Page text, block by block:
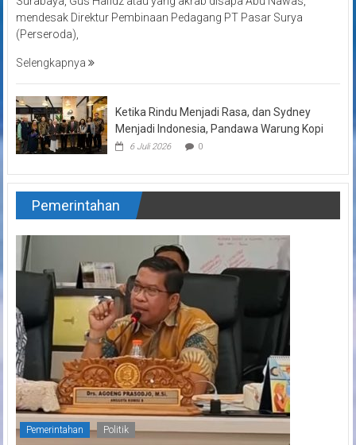
mendesak Direktur Pembinaan Pedagang PT Pasar Surya
(Perseroda),
Selengkapnya
Ketika Rindu Menjadi Rasa, dan Sydney
Menjadi Indonesia, Pandawa Warung Kopi
6 Juli 2026 0
Pemerintahan
Pemerintahan Politik